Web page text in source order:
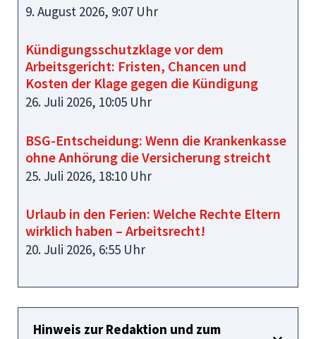
9. August 2026, 9:07 Uhr
Kündigungsschutzklage vor dem
Arbeitsgericht: Fristen, Chancen und
Kosten der Klage gegen die Kündigung
26. Juli 2026, 10:05 Uhr
BSG-Entscheidung: Wenn die Krankenkasse
ohne Anhörung die Versicherung streicht
25. Juli 2026, 18:10 Uhr
Urlaub in den Ferien: Welche Rechte Eltern
wirklich haben – Arbeitsrecht!
20. Juli 2026, 6:55 Uhr
Hinweis zur Redaktion und zum